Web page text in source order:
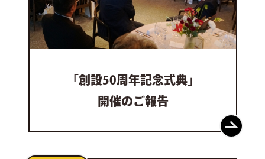
「創設50周年記念式典」
開催のご報告